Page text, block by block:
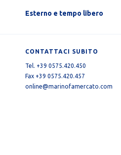
Esterno e tempo libero
CONTATTACI SUBITO
Tel. +39 0575.420.450
Fax +39 0575.420.457
online@marinofamercato.com